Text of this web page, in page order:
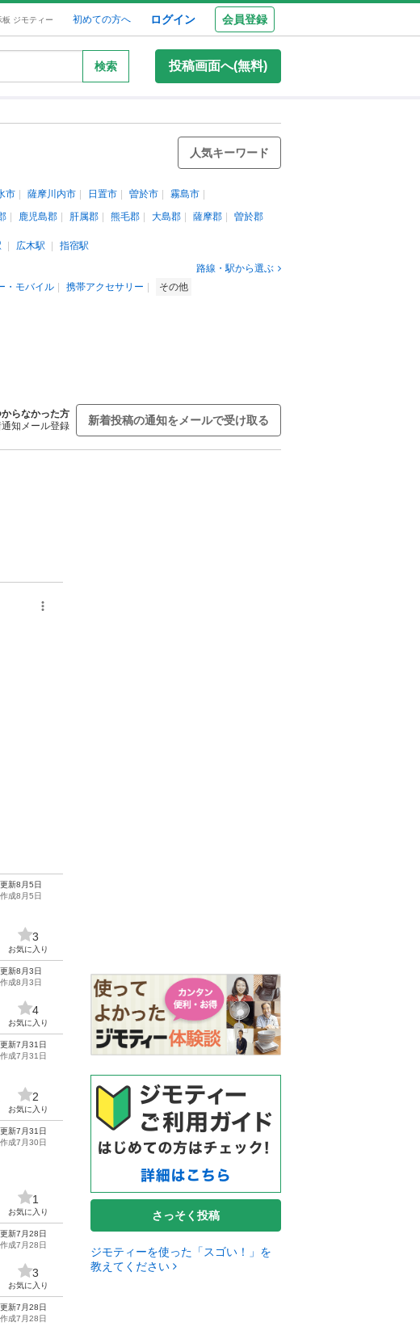
板 ジモティー 初めての方へ ログイン 会員登録
検索 投稿画面へ(無料)
人気キーワード
市 薩摩川内市 日置市 曽於市
霧島市
鹿児島郡 肝属郡 熊毛郡 大島郡 薩摩郡 曽於郡
広木駅
指宿駅
路線・駅から選ぶ
・モバイル 携帯アクセサリー その他
らなかった方
知メール登録
新着投稿の通知をメールで受け取る
更新8月5日
作成8月5日
3
お気に入り
更新8月3日
作成8月3日
4
お気に入り
更新7月31日
作成7月31日
2
お気に入り
更新7月31日
作成7月30日
1
お気に入り
更新7月28日
作成7月28日
3
お気に入り
更新7月28日
作成7月28日
さっそく投稿
ジモティーを使った「スゴい！」を
教えてください